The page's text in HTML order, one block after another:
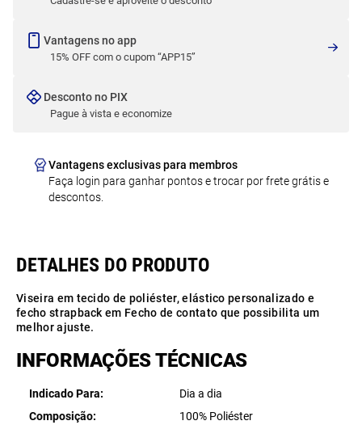
Vantagens no app
15% OFF com o cupom “APP15”
Desconto no PIX
Pague à vista e economize
Vantagens exclusivas para membros
Faça login para ganhar pontos e trocar por frete grátis e
descontos.
Viseira em tecido de poliéster, elástico personalizado e
fecho strapback em Fecho de contato que possibilita um
melhor ajuste.
INFORMAÇÕES TÉCNICAS
Indicado Para
Dia a dia
Composição
100% Poliéster